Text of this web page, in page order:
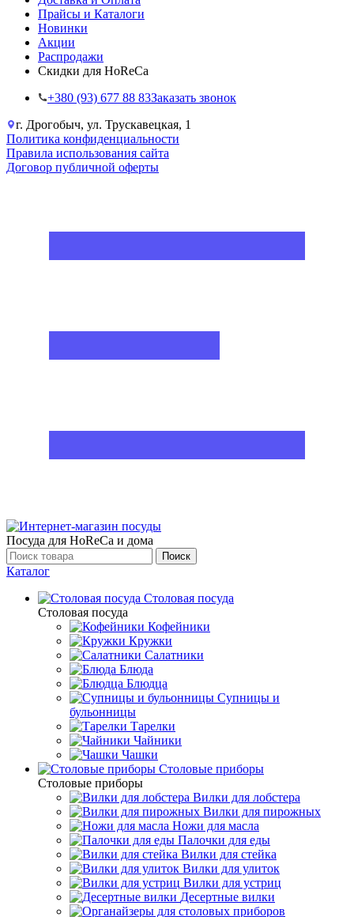
Прайсы и Каталоги
Новинки
Акции
Распродажи
Скидки для HoReCa
+38‎0 (93) 677 88 83Заказать звонок
г. Дрогобыч, ул. Трускавецкая, 1
Политика конфиденциальности
Правила использования сайта
Договор публичной оферты
Посуда для HoReCa и дома
Поиск
Каталог
Столовая посуда
Столовая посуда
Кофейники
Кружки
Салатники
Блюда
Блюдца
Супницы и
бульонницы
Тарелки
Чайники
Чашки
Cтоловые приборы
Cтоловые приборы
Вилки для лобстера
Вилки для пирожных
Ножи для масла
Палочки для еды
Вилки для стейка
Вилки для улиток
Вилки для устриц
Десертные вилки